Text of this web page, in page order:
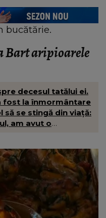
bucătărie.
Bart aripioarele
decesul tatălui ei.
fost la înmormântare
să se stingă din viață:
am avut o